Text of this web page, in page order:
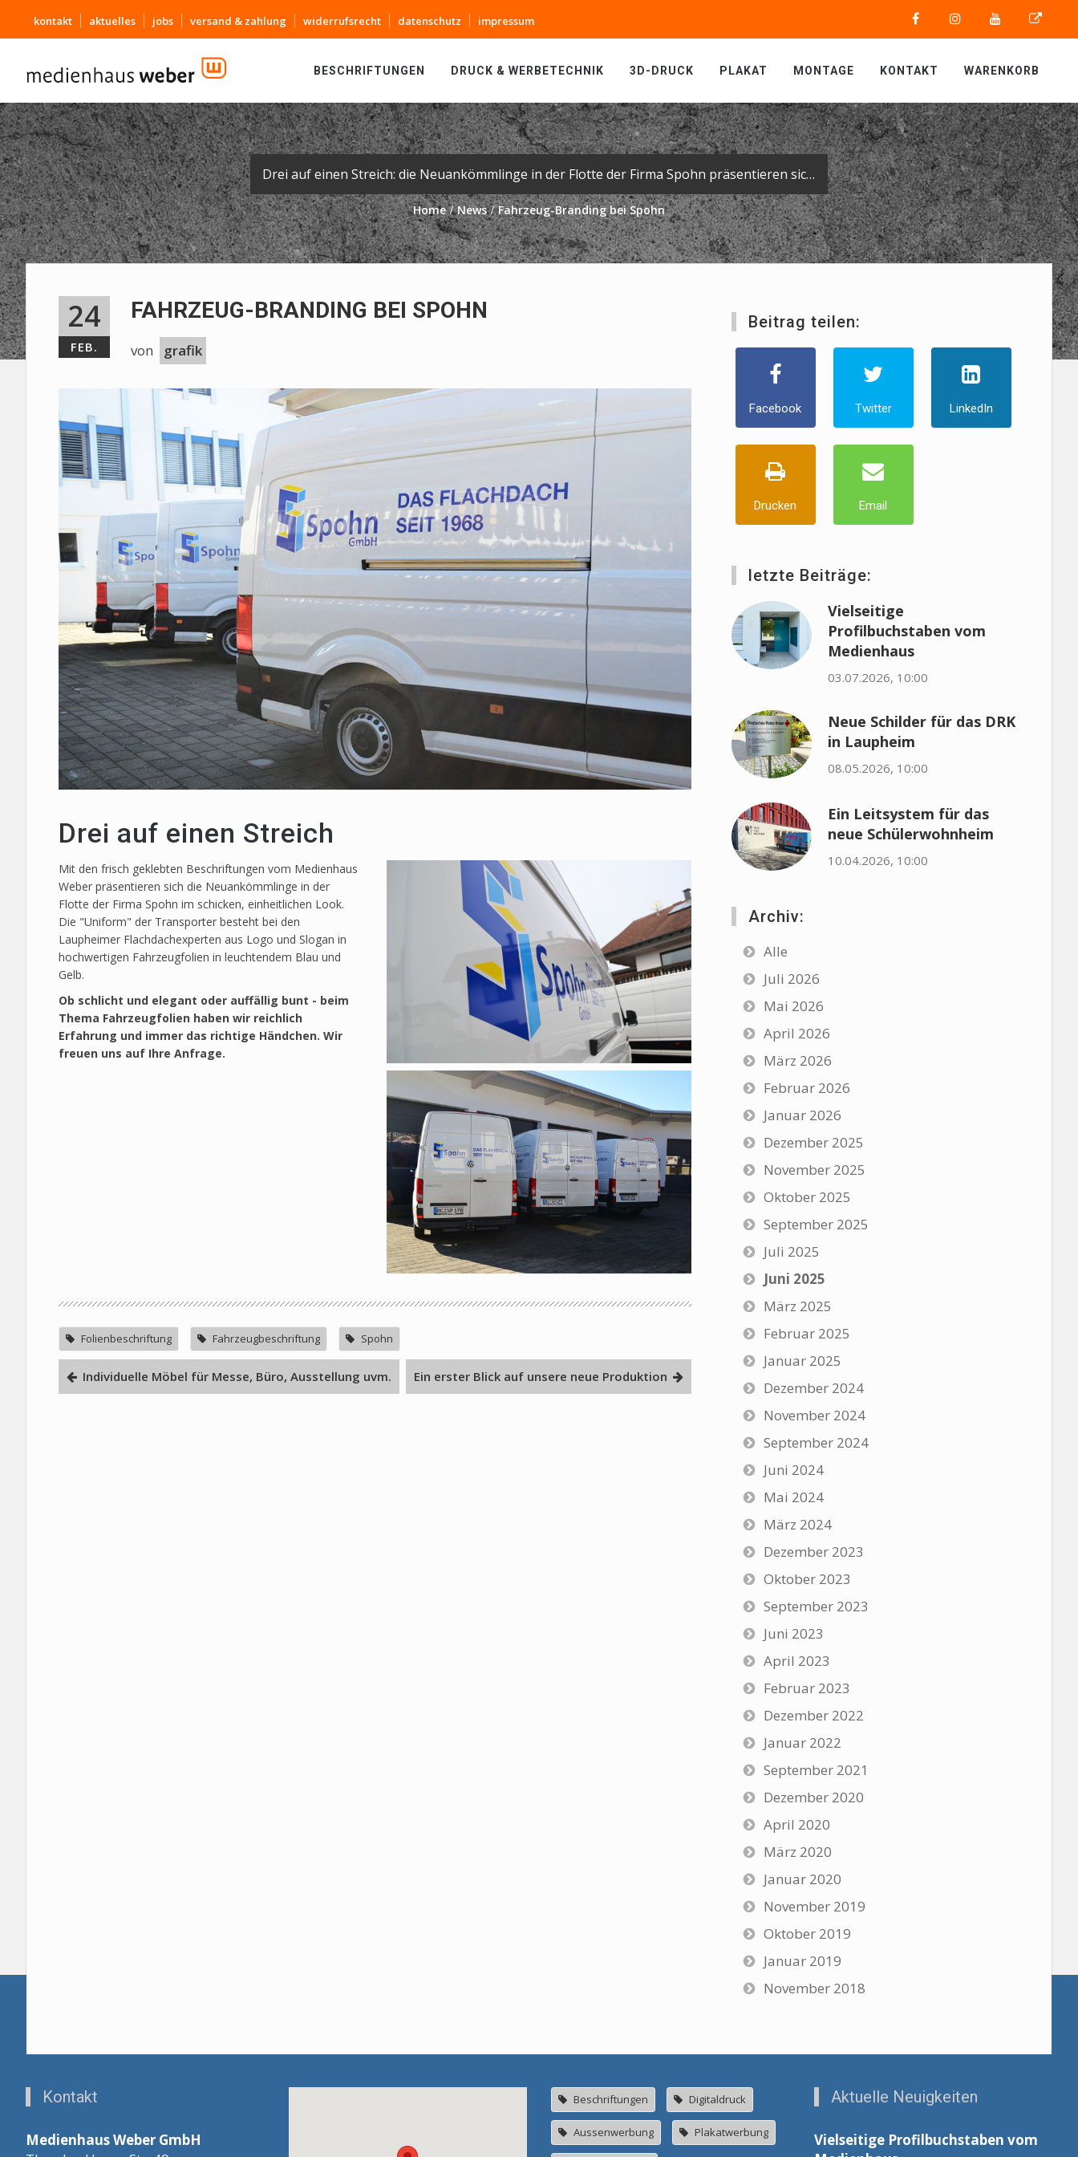
kontakt aktuelles jobs versand & zahlung widerrufsrecht datenschutz impressum
BESCHRIFTUNGEN DRUCK & WERBETECHNIK 3D-DRUCK PLAKAT MONTAGE KONTAKT WARENKORB
Drei auf einen Streich: die Neuankömmlinge in der Flotte der Firma Spohn präsentieren sich im schicken, einheitlichen Look.
Home News Fahrzeug-Branding bei Spohn
24
FEB.
FAHRZEUG-BRANDING BEI SPOHN
von grafik
Drei auf einen Streich
Mit den frisch geklebten Beschriftungen vom Medienhaus
Weber präsentieren sich die Neuankömmlinge in der
Flotte der Firma Spohn im schicken, einheitlichen Look.
Die "Uniform" der Transporter besteht bei den
Laupheimer Flachdachexperten aus Logo und Slogan in
hochwertigen Fahrzeugfolien in leuchtendem Blau und
Gelb.
Ob schlicht und elegant oder auffällig bunt - beim
Thema Fahrzeugfolien haben wir reichlich
Erfahrung und immer das richtige Händchen. Wir
freuen uns auf Ihre Anfrage.
Folienbeschriftung Fahrzeugbeschriftung Spohn
Individuelle Möbel für Messe, Büro, Ausstellung uvm. Ein erster Blick auf unsere neue Produktion
Beitrag teilen:
Facebook Twitter LinkedIn
Drucken Email
letzte Beiträge:
Vielseitige
Profilbuchstaben vom
Medienhaus
03.07.2026, 10:00
Neue Schilder für das DRK
in Laupheim
08.05.2026, 10:00
Ein Leitsystem für das
neue Schülerwohnheim
10.04.2026, 10:00
Archiv:
Alle
Juli 2026
Mai 2026
April 2026
März 2026
Februar 2026
Januar 2026
Dezember 2025
November 2025
Oktober 2025
September 2025
Juli 2025
Juni 2025
März 2025
Februar 2025
Januar 2025
Dezember 2024
November 2024
September 2024
Juni 2024
Mai 2024
März 2024
Dezember 2023
Oktober 2023
September 2023
Juni 2023
April 2023
Februar 2023
Dezember 2022
Januar 2022
September 2021
Dezember 2020
April 2020
März 2020
Januar 2020
November 2019
Oktober 2019
Januar 2019
November 2018
Kontakt
Medienhaus Weber GmbH
Beschriftungen Digitaldruck
Aussenwerbung Plakatwerbung
Aktuelle Neuigkeiten
Vielseitige Profilbuchstaben vom